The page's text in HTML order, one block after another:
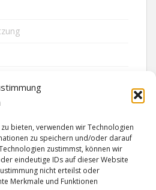
bieten, verwenden wir Technologien
zu speichern und/oder darauf
zustimmst, können wir
eindeutige IDs auf dieser Website
nicht erteilst oder
Merkmale und Funktionen